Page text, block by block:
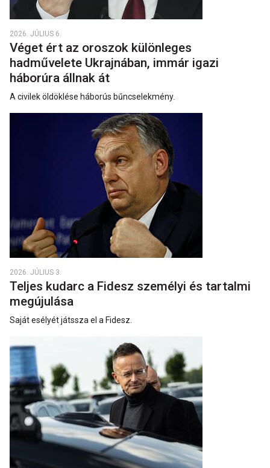
2026. JÚLIUS 6.
Véget ért az oroszok különleges
hadművelete Ukrajnában, immár igazi
háborúra állnak át
A civilek öldöklése háborús bűncselekmény.
2026. JÚLIUS 3.
Teljes kudarc a Fidesz személyi és tartalmi
megújulása
Saját esélyét játssza el a Fidesz.